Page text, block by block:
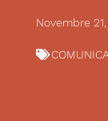
Novembre